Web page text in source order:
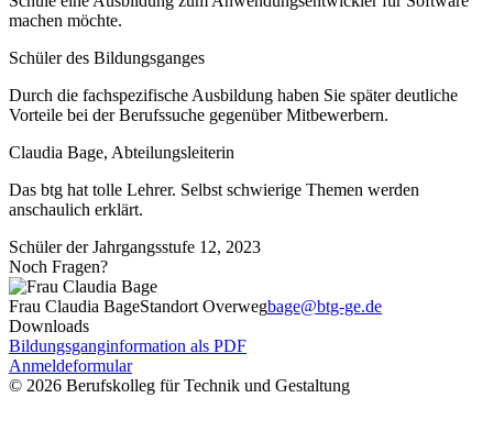
machen möchte.
Schüler des Bildungsganges
Durch die fachspezifische Ausbildung haben Sie später deutliche
Vorteile bei der Berufssuche gegenüber Mitbewerbern.
Claudia Bage, Abteilungsleiterin
Das btg hat tolle Lehrer. Selbst schwierige Themen werden
anschaulich erklärt.
Schüler der Jahrgangsstufe 12, 2023
Noch Fragen?
Frau Claudia BageStandort Overwegbage@btg-ge.de
Downloads
Bildungsganginformation als PDF
Anmeldeformular
© 2026 Berufskolleg für Technik und Gestaltung